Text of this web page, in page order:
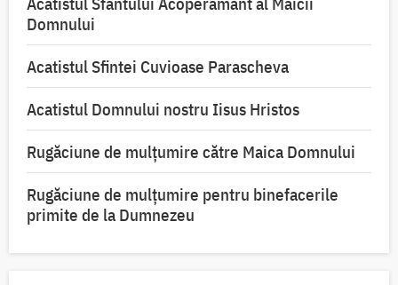
Domnului
Acatistul Sfintei Cuvioase Parascheva
Acatistul Domnului nostru Iisus Hristos
Rugăciune de mulţumire către Maica Domnului
Rugăciune de mulțumire pentru binefacerile
primite de la Dumnezeu